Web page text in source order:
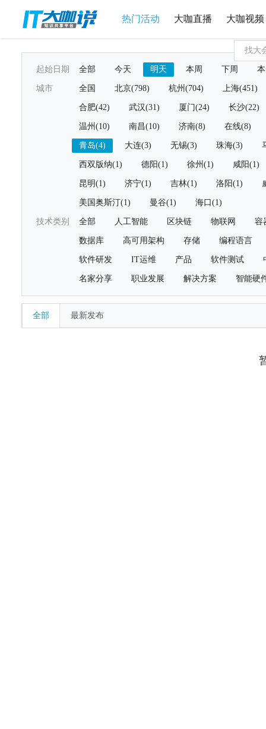
热门活动 大咖直播 大咖视频
起始日期 全部 今天 明天 本周 下周
城市 全国 北京(798) 杭州(704) 上海(451)
合肥(42) 武汉(31) 厦门(24) 长沙(22)
温州(10) 南昌(10) 济南(8) 在线(8)
青岛(4) 大连(3) 无锡(3) 珠海(3)
西双版纳(1) 德阳(1) 徐州(1) 咸阳(1)
昆明(1) 济宁(1) 吉林(1) 洛阳(1)
美国奥斯汀(1) 曼谷(1) 海口(1)
技术类别 全部 人工智能 区块链 物联网 容
数据库 高可用架构 存储 编程语言
软件研发 IT运维 产品 软件测试
名家分享 职业发展 解决方案 智能硬
全部 最新发布